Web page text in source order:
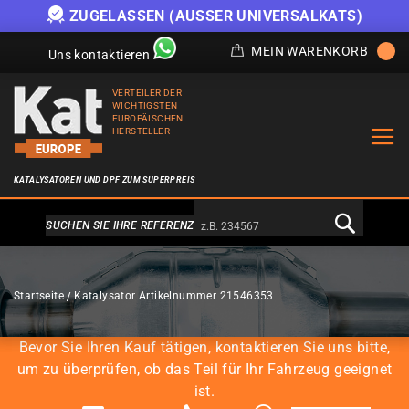
ZUGELASSEN (AUSSER UNIVERSALKATS)
Uns kontaktieren MEIN WARENKORB
VERTEILER DER
WICHTIGSTEN
EUROPÄISCHEN
HERSTELLER
KATALYSATOREN UND DPF ZUM SUPERPREIS
Alternativa a Doofinder
SUCHEN SIE IHRE REFERENZ
KATALYSATOREN
Startseite Katalysator Artikelnummer 21546353
Bevor Sie Ihren Kauf tätigen, kontaktieren Sie uns bitte,
um zu überprüfen, ob das Teil für Ihr Fahrzeug geeignet
ist.